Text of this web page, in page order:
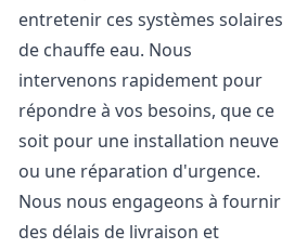
entretenir ces systèmes solaires
de chauffe eau. Nous
intervenons rapidement pour
répondre à vos besoins, que ce
soit pour une installation neuve
ou une réparation d'urgence.
Nous nous engageons à fournir
des délais de livraison et